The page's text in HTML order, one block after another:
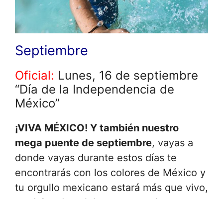
Septiembre
Oficial: Lunes, 16 de septiembre
“Día de la Independencia de
México”
¡VIVA MÉXICO! Y también nuestro
mega puente de septiembre, vayas a
donde vayas durante estos días te
encontrarás con los colores de México y
tu orgullo mexicano estará más que vivo,